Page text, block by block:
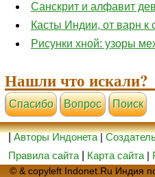
Санскрит и алфавит
Касты Индии, от варн к
Рисунки хной: узоры
Нашли что искали?
Cпасибо Вопрос Поиск
|Авторы Индонета|
Правила сайта
Карта сайта |
© & copyleft Indonet.Ru Индия